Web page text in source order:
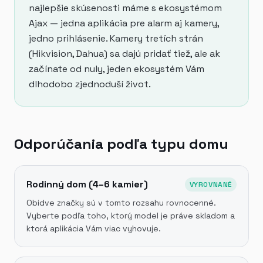
najlepšie skúsenosti máme s ekosystémom
Ajax — jedna aplikácia pre alarm aj kamery,
jedno prihlásenie. Kamery tretích strán
(Hikvision, Dahua) sa dajú pridať tiež, ale ak
začínate od nuly, jeden ekosystém Vám
dlhodobo zjednoduší život.
Odporúčania podľa typu domu
Rodinný dom (4–6 kamier) VYROVNANÉ
Obidve značky sú v tomto rozsahu rovnocenné.
Vyberte podľa toho, ktorý model je práve skladom a
ktorá aplikácia Vám viac vyhovuje.